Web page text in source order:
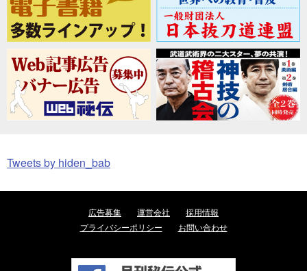
Tweets by hiden_bab
広告募集 運営会社
採用情報
プライバシーポリシー
お問い合わせ